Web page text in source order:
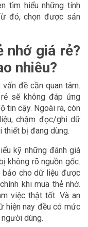
tìm hiểu những tính
đó, chọn được sản
nhớ giá rẻ?
nhiêu?
đề cần quan tâm.
sẽ không đáp ứng
tin cậy. Ngoài ra, còn
chậm đọc/ghi dữ
thiết bị đang dùng.
kỹ những đánh giá
không rõ nguồn gốc.
bảo cho dữ liệu được
khi mua thẻ nhớ.
việc thật tốt. Và an
hiện nay đều có mức
dùng.